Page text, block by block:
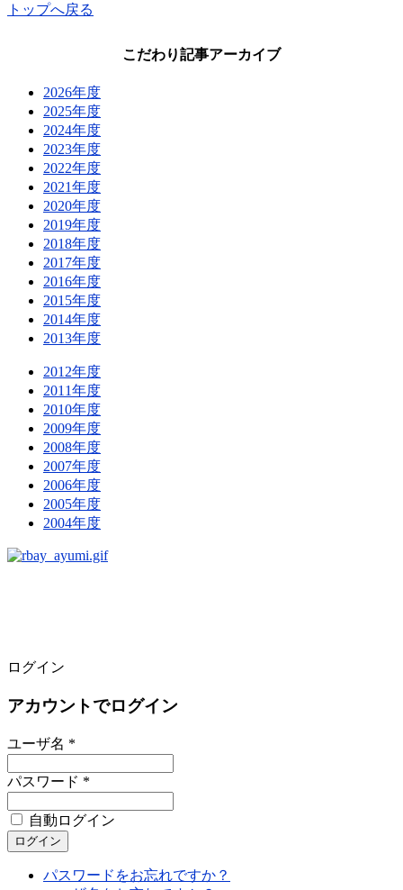
トップへ戻る
こだわり記事アーカイブ
2026年度
2025年度
2024年度
2023年度
2022年度
2021年度
2020年度
2019年度
2018年度
2017年度
2016年度
2015年度
2014年度
2013年度
2012年度
2011年度
2010年度
2009年度
2008年度
2007年度
2006年度
2005年度
2004年度
ログイン
アカウントでログイン
ユーザ名 *
パスワード *
自動ログイン
パスワードをお忘れですか？